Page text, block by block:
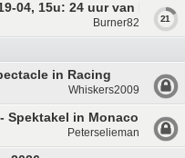
04, 15u: 24 uur van Le
Burner82 21
in Racing
Whiskers2009
Spektakel in Monaco
Peterselieman